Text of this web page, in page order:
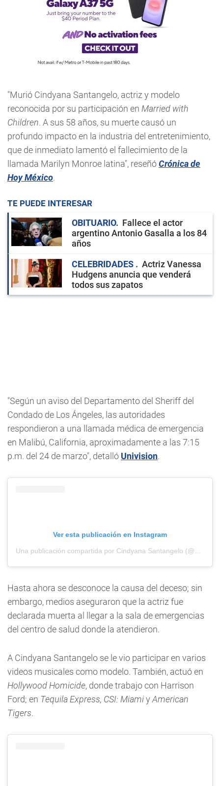
"Murió Cindyana Santangelo, actriz y modelo
reconocida por su participación en Married with
Children. A sus 58 años, su muerte causó un
profundo impacto en la industria del entretenimiento,
que de inmediato lamentó el fallecimiento de la
llamada Marilyn Monroe latina", reseñóCrónica de
Hoy México.
TE PUEDE INTERESAR
OBITUARIO
Fallece el actor
argentino Antonio Gasalla a los 84
años
CELEBRIDADES
Actriz Vanessa
Hudgens anuncia que venderá
todos sus zapatos
"Según un aviso del Departamento del Sheriff del
Condado de Los Ángeles, las autoridades
respondieron a una llamada médica de emergencia
en Malibú, California, aproximadamente a las 7:15
p.m. del 24 de marzo", detalló Univision.
Ver esta publicación en Instagram
Hasta ahora se desconoce la causa del deceso; sin
embargo, medios aseguraron que la actriz fue
declarada muerta al llegar a la sala de emergencias
del centro de salud donde la atendieron.
A Cindyana Santangelo se le vio participar en varios
videos musicales como modelo. También, actuó en
Hollywood Homicide, donde trabajo con Harrison
Ford; en Tequila Express, CSI: Miamiy American
Tigers.